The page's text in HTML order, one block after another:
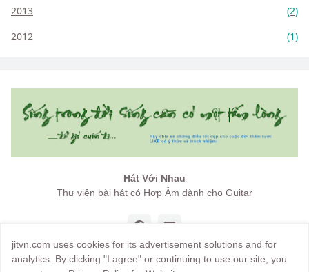
2013
(2)
2012
(1)
Hát Với Nhau
Thư viện bài hát có Hợp Âm dành cho Guitar
jitvn.com uses cookies for its advertisement solutions and for
analytics. By clicking "I agree" or continuing to use our site, you